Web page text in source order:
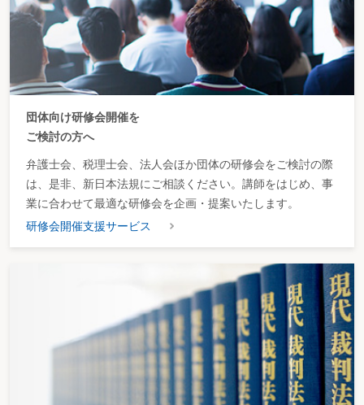
団体向け研修会開催を
ご検討の方へ
弁護士会、税理士会、法人会ほか団体の研修会をご検討の際
は、是非、新日本法規にご相談ください。講師をはじめ、事
業に合わせて最適な研修会を企画・提案いたします。
研修会開催支援サービス